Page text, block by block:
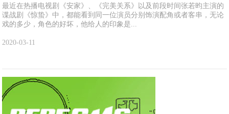
最近在热播电视剧《安家》、《完美关系》以及前段时间张若昀主演的
谍战剧《惊蛰》中，都能看到同一位演员分别饰演配角或者客串，无论
戏的多少，角色的好坏，他给人的印象是...
2020-03-11